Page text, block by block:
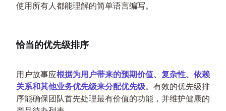
使用所有人都能理解的简单语言编写。
恰当的优先级排序
用户故事应根据为用户带来的预期价值、复杂性、依赖
关系和其他业务优先级来分配优先级。有效的优先级排
序能确保团队首先处理最有价值的功能，并维护健康的